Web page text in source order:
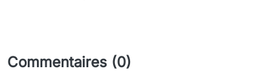
Commentaires (0)